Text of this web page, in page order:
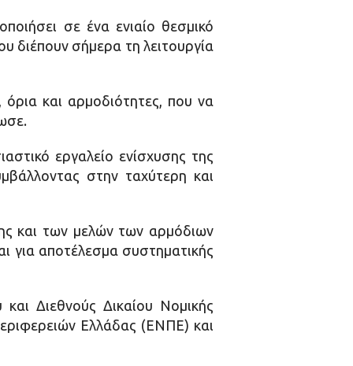
σε ένα ενιαίο θεσμικό
διέπουν σήμερα τη λειτουργία
και αρμοδιότητες, που να
εργαλείο ενίσχυσης της
στην ταχύτερη και
και των μελών των αρμόδιων
για αποτέλεσμα συστηματικής
Διεθνούς Δικαίου Νομικής
Ελλάδας (ΕΝΠΕ) και